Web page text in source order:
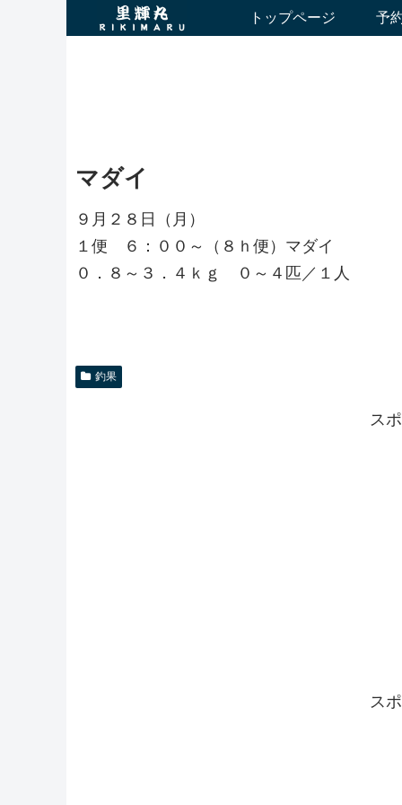
トップページ 予
マダイ
９月２８日（月）
１便 ６：００～（８ｈ便）マダイ
０．８～３．４ｋｇ ０～４匹／１人
釣果
ス
ス